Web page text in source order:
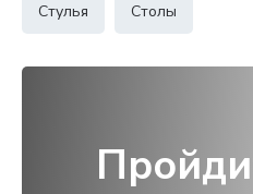
Стулья Столы